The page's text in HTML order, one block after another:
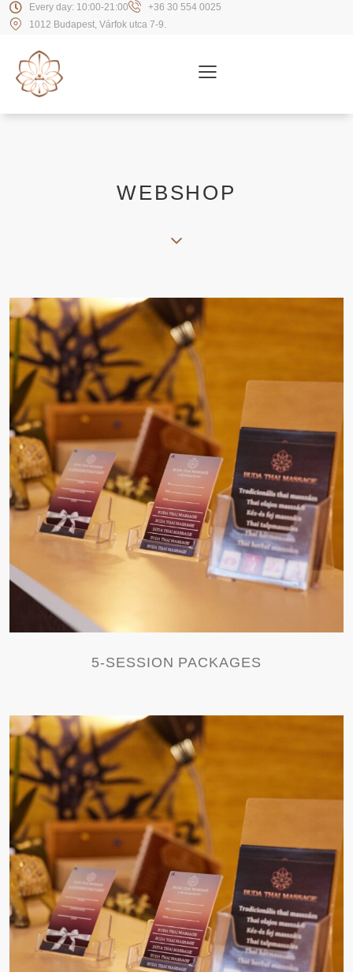
Every day: 10:00-21:00
+36 30 554 0025
1012 Budapest, Várfok utca 7-9.
WEBSHOP
5-SESSION PACKAGES